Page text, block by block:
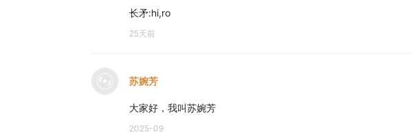
长矛:hi,ro
25天前
苏婉芳
大家好，我叫苏婉芳
2025-09